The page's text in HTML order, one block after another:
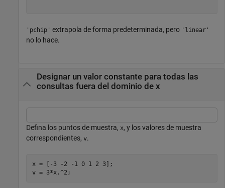
'pchip' extrapola de forma predeterminada, pero 'linear'
no lo hace.
Designar un valor constante para todas las
consultas fuera del dominio de x
Defina los puntos de muestra, x, y los valores de muestra
correspondientes, v.
x = [-3 -2 -1 0 1 2 3];
v = 3*x.^2;